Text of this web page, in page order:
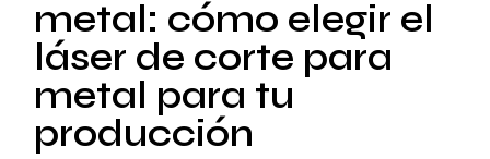
metal: cómo elegir el
láser de corte para
metal para tu
producción